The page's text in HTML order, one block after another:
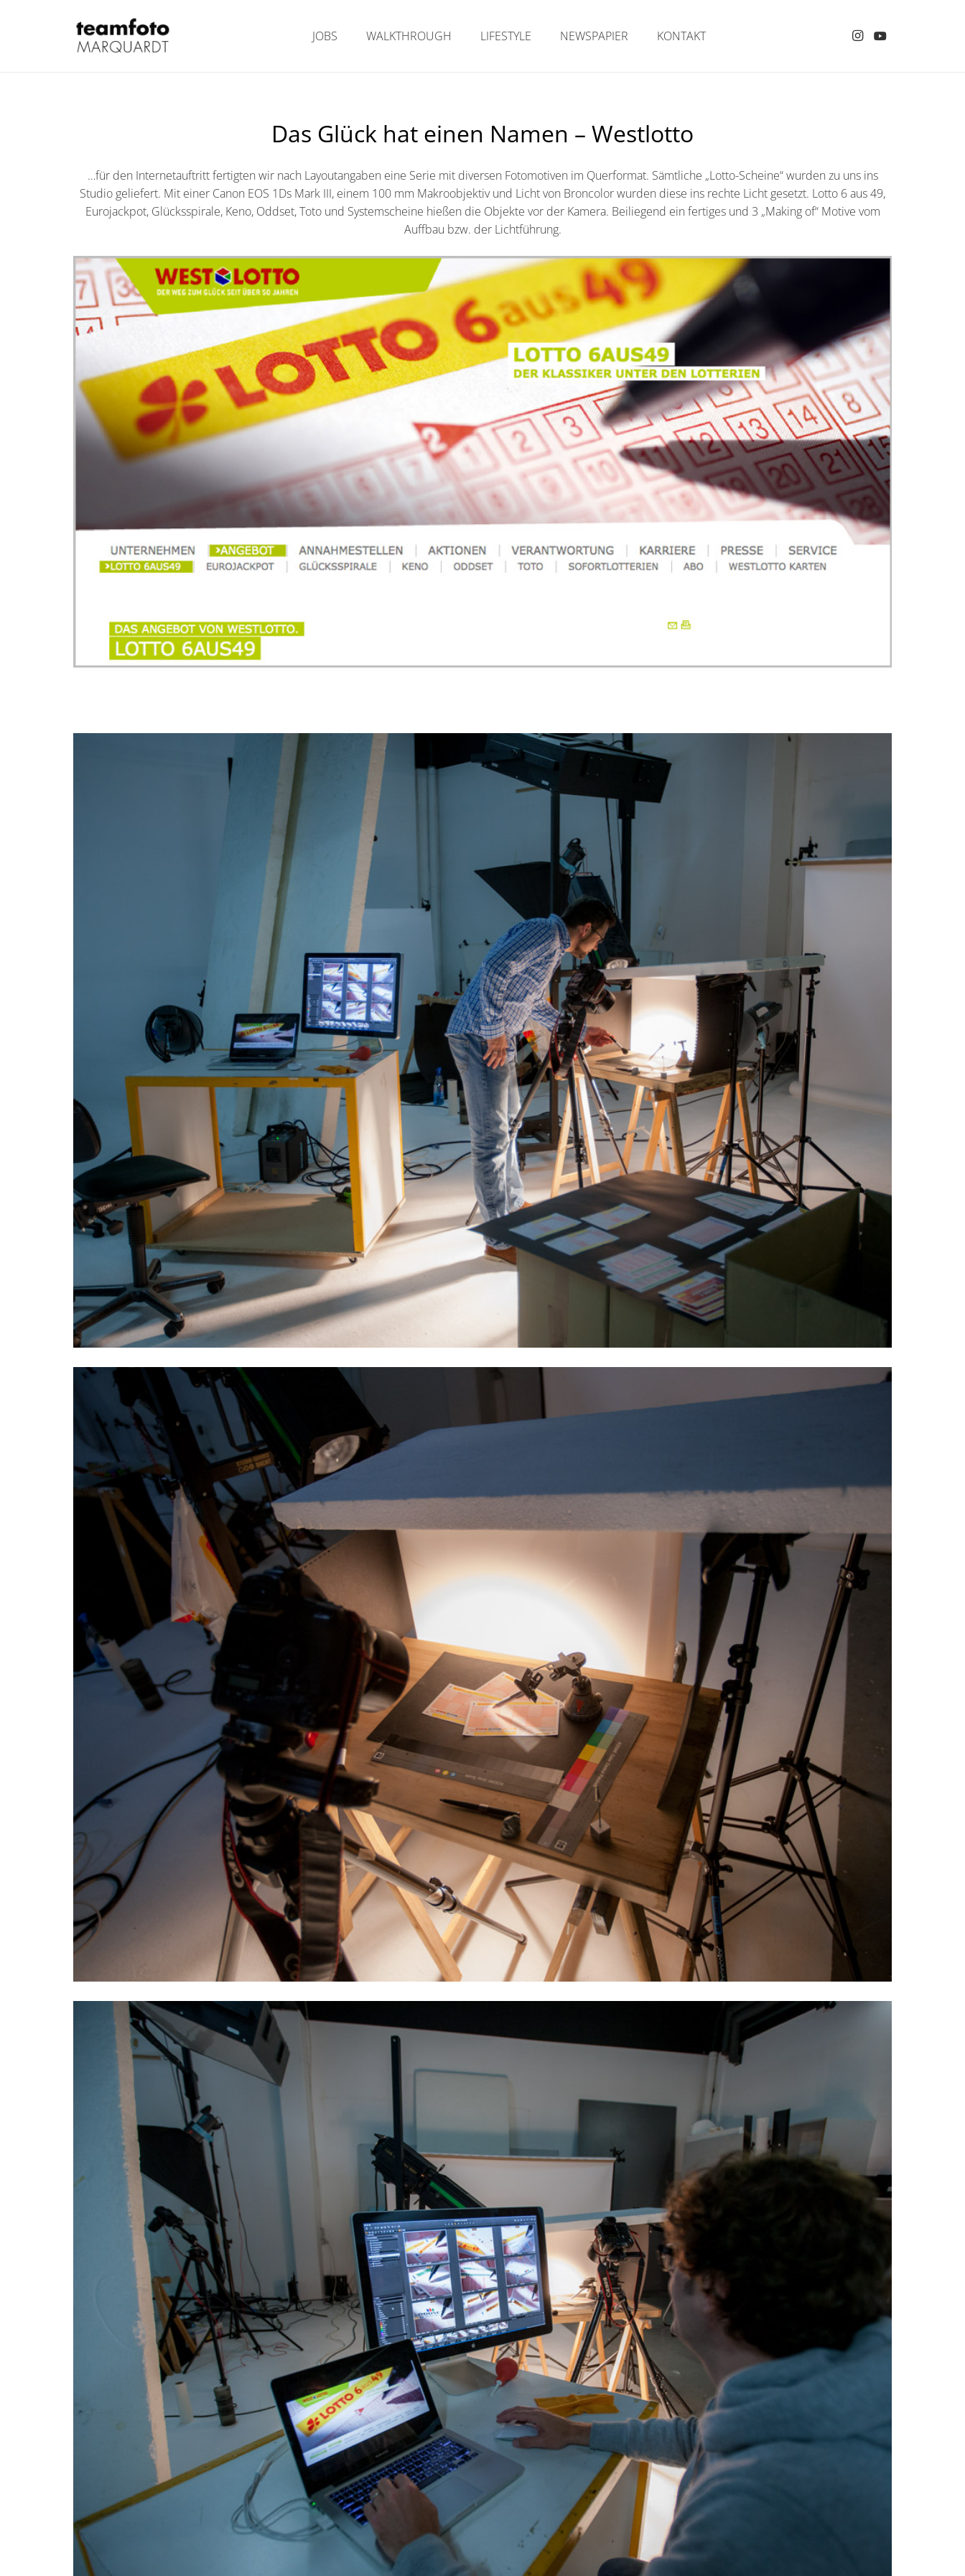
JOBS WALKTHROUGH LIFESTYLE NEWSPAPIER KONTAKT
Das Glück hat einen Namen – Westlotto
…für den Internetauftritt fertigten wir nach Layoutangaben eine Serie mit diversen Fotomotiven im Querformat. Sämtliche „Lotto-Scheine“ wurden zu uns ins
Studio geliefert. Mit einer Canon EOS 1Ds Mark III, einem 100 mm Makroobjektiv und Licht von Broncolor wurden diese ins rechte Licht gesetzt. Lotto 6 aus 49,
Eurojackpot, Glücksspirale, Keno, Oddset, Toto und Systemscheine hießen die Objekte vor der Kamera. Beiliegend ein fertiges und 3 „Making of“ Motive vom
Auffbau bzw. der Lichtführung.